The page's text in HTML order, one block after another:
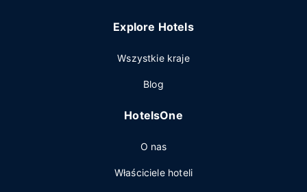
Explore Hotels
Wszystkie kraje
Blog
HotelsOne
O nas
Właściciele hoteli